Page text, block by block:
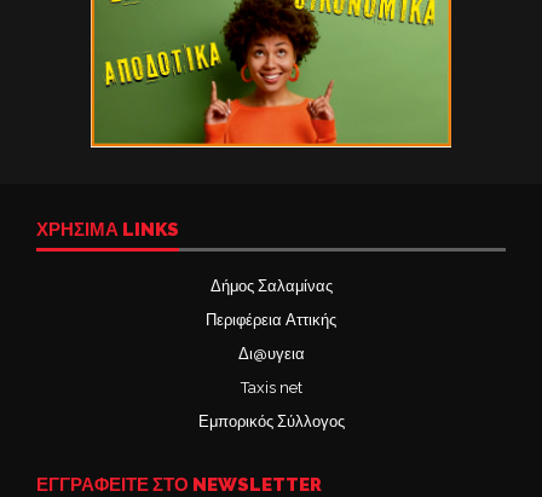
ΧΡΉΣΙΜΑ LINKS
Δήμος Σαλαμίνας
Περιφέρεια Αττικής
Δι@υγεια
Taxis net
Εμπορικός Σύλλογος
ΕΓΓΡΑΦΕΙΤΕ ΣΤΟ NEWSLETTER